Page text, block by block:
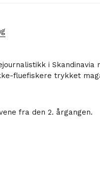
i
fluefiskere trykket
fra den 2. årgangen.